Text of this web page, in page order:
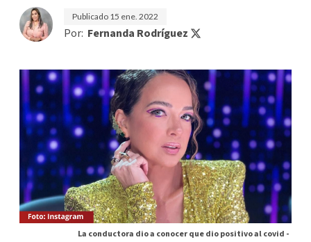
Publicado 15 ene. 2022
Por: Fernanda Rodríguez
La conductora dio a conocer que dio positivo al covid -